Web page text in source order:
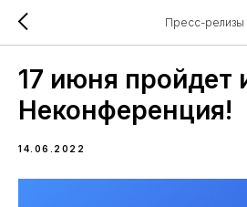
Пресс-релизы
17 июня пройдет
Неконференция!
14.06.2022